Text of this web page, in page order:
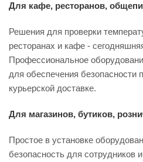
Для кафе, ресторанов,
Решения для проверки
ресторанах и кафе -
Профессиональное
для обеспечения безопасности
курьерской доставке.
Для магазинов, бутиков,
Простое в установке
безопасность для сотрудников